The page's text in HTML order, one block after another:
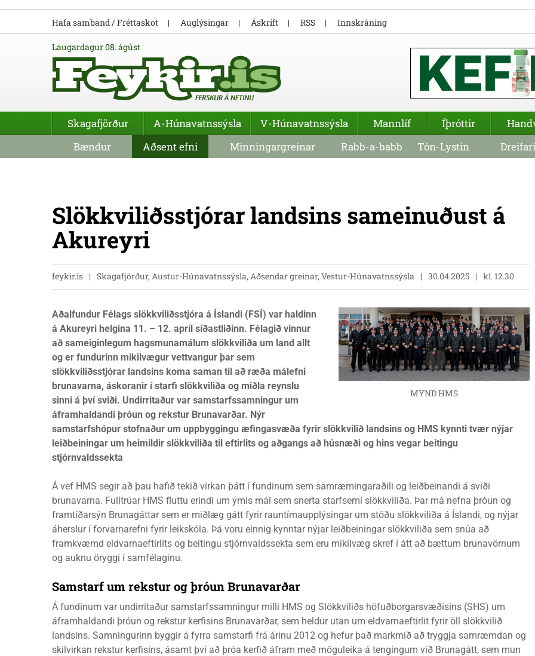
laugardagur 08. ágúst
Slökkviliðsstjórar landsins sameinuðust á
Akureyri
feykir.is Skagafjörður, Austur-Húnavatnssýsla, Aðsendar greinar, Vestur-Húnavatnssýsla 30.04.2025 kl. 12.30
MYND HMS
Aðalfundur Félags slökkviliðsstjóra á Íslandi (FSÍ) var haldinn
á Akureyri helgina 11. – 12. apríl síðastliðinn. Félagið vinnur
að sameiginlegum hagsmunamálum slökkviliða um land allt
og er fundurinn mikilvægur vettvangur þar sem
slökkviliðsstjórar landsins koma saman til að ræða málefni
brunavarna, áskoranir í starfi slökkviliða og miðla reynslu
sinni á því sviði. Undirritaður var samstarfssamningur um
áframhaldandi þróun og rekstur Brunavarðar. Nýr
samstarfshópur stofnaður um uppbyggingu æfingasvæða fyrir slökkvilið landsins og HMS kynnti tvær nýjar
leiðbeiningar um heimildir slökkviliða til eftirlits og aðgangs að húsnæði og hins vegar beitingu
stjórnvaldssekta
Á vef HMS segir að þau hafið tekið virkan þátt í fundinum sem samræmingaraðili og leiðbeinandi á sviði
brunavarna. Fulltrúar HMS fluttu erindi um ýmis mál sem snerta starfsemi slökkviliða. Þar má nefna þróun og
framtíðarsýn Brunagáttar sem er miðlæg gátt fyrir rauntímaupplýsingar um stöðu slökkviliða á Íslandi, og nýjar
áherslur í forvarnarefni fyrir leikskóla. Þá voru einnig kynntar nýjar leiðbeiningar slökkviliða sem snúa að
framkvæmd eldvarnaeftirlits og beitingu stjórnvaldssekta sem eru mikilvæg skref í átt að bættum brunavörnum
og auknu öryggi í samfélaginu.
Sam­starf um rekst­ur og þró­un Bruna­varð­ar
Á fundinum var undirritaður samstarfssamningur milli HMS og Slökkviliðs höfuðborgarsvæðisins (SHS) um
áframhaldandi þróun og rekstur kerfisins Brunavarðar, sem heldur utan um eldvarnaeftirlit fyrir öll slökkvilið
landsins. Samningurinn byggir á fyrra samstarfi frá árinu 2012 og hefur það markmið að tryggja samræmdan og
skilvirkan rekstur kerfisins, ásamt því að þróa kerfið áfram með möguleika á tengingum við Brunagátt, sem mun
Hafa samband / Fréttaskot Auglýsingar Áskrift RSS Innskráning
Skagafjörður A-Húnavatnssýsla V-Húnavatnssýsla Mannlíf Íþróttir
Bændur
Aðsent efni Minningargreinar Rabb-a-babb Tón-Lystin